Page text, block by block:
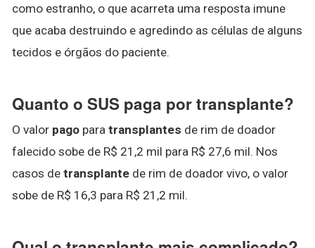
como estranho, o que acarreta uma resposta imune
que acaba destruindo e agredindo as células de alguns
tecidos e órgãos do paciente.
Quanto o SUS paga por transplante?
O valor pago para transplantes de rim de doador
falecido sobe de R$ 21,2 mil para R$ 27,6 mil. Nos
casos de transplante de rim de doador vivo, o valor
sobe de R$ 16,3 para R$ 21,2 mil.